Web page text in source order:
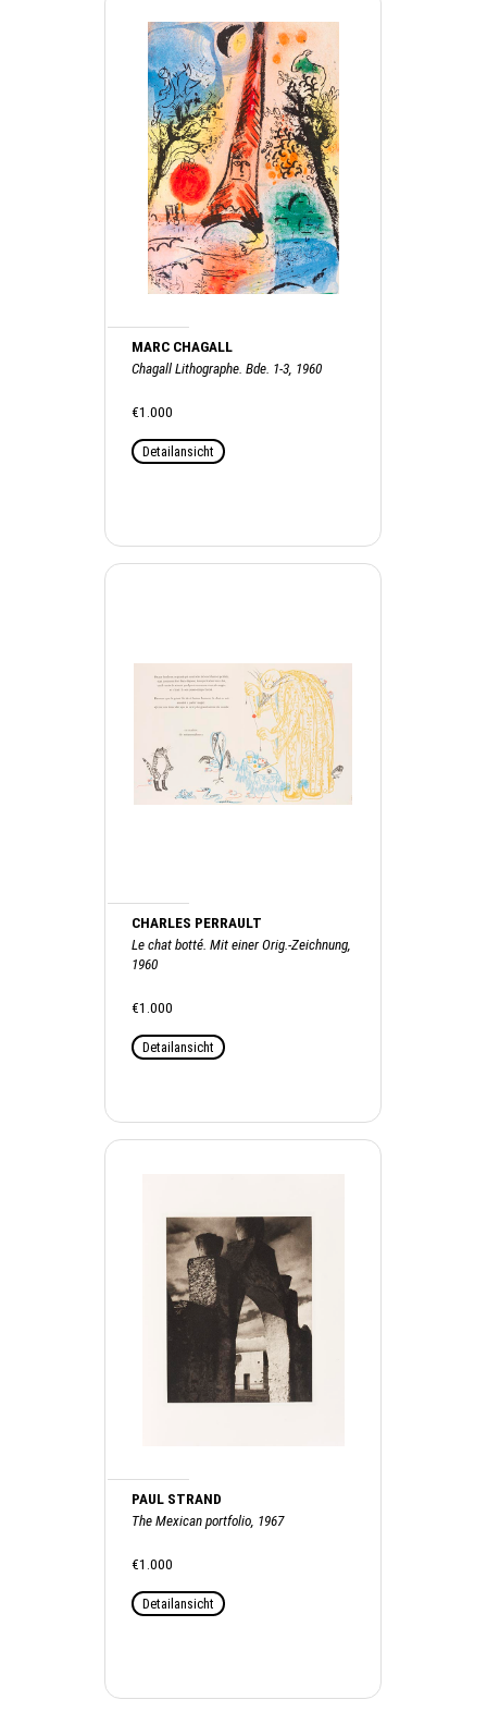
MARC CHAGALL
Chagall Lithographe. Bde. 1-3, 1960
€1.000
Detailansicht
CHARLES PERRAULT
Le chat botté. Mit einer Orig.-Zeichnung,
1960
€1.000
Detailansicht
PAUL STRAND
The Mexican portfolio, 1967
€1.000
Detailansicht